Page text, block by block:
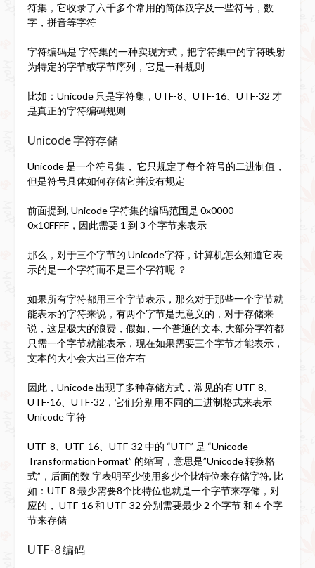
符集，它收录了六千多个常用的简体汉字及一些符号，数
字，拼音等字符
字符编码是 字符集的一种实现方式，把字符集中的字符映射
为特定的字节或字节序列，它是一种规则
比如：Unicode 只是字符集，UTF-8、UTF-16、UTF-32 才
是真正的字符编码规则
Unicode 字符存储
Unicode 是一个符号集， 它只规定了每个符号的二进制值，
但是符号具体如何存储它并没有规定
前面提到, Unicode 字符集的编码范围是 0x0000 –
0x10FFFF，因此需要 1 到 3 个字节来表示
那么，对于三个字节的 Unicode字符，计算机怎么知道它表
示的是一个字符而不是三个字符呢 ？
如果所有字符都用三个字节表示，那么对于那些一个字节就
能表示的字符来说，有两个字节是无意义的，对于存储来
说，这是极大的浪费，假如 , 一个普通的文本, 大部分字符都
只需一个字节就能表示，现在如果需要三个字节才能表示，
文本的大小会大出三倍左右
因此，Unicode 出现了多种存储方式，常见的有 UTF-8、
UTF-16、UTF-32，它们分别用不同的二进制格式来表示
Unicode 字符
UTF-8、UTF-16、UTF-32 中的 “UTF” 是 “Unicode
Transformation Format” 的缩写，意思是”Unicode 转换格
式”，后面的数 字表明至少使用多少个比特位来存储字符, 比
如：UTF-8 最少需要8个比特位也就是一个字节来存储，对
应的， UTF-16 和 UTF-32 分别需要最少 2 个字节 和 4 个字
节来存储
UTF-8 编码